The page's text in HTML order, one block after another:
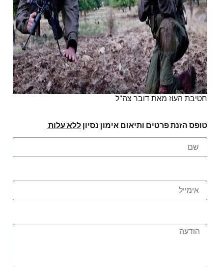
חטיבת העוז מאת דובר צה"ל
טופס הזנת פרטים ותיאום אימון נסיון ללא עלות